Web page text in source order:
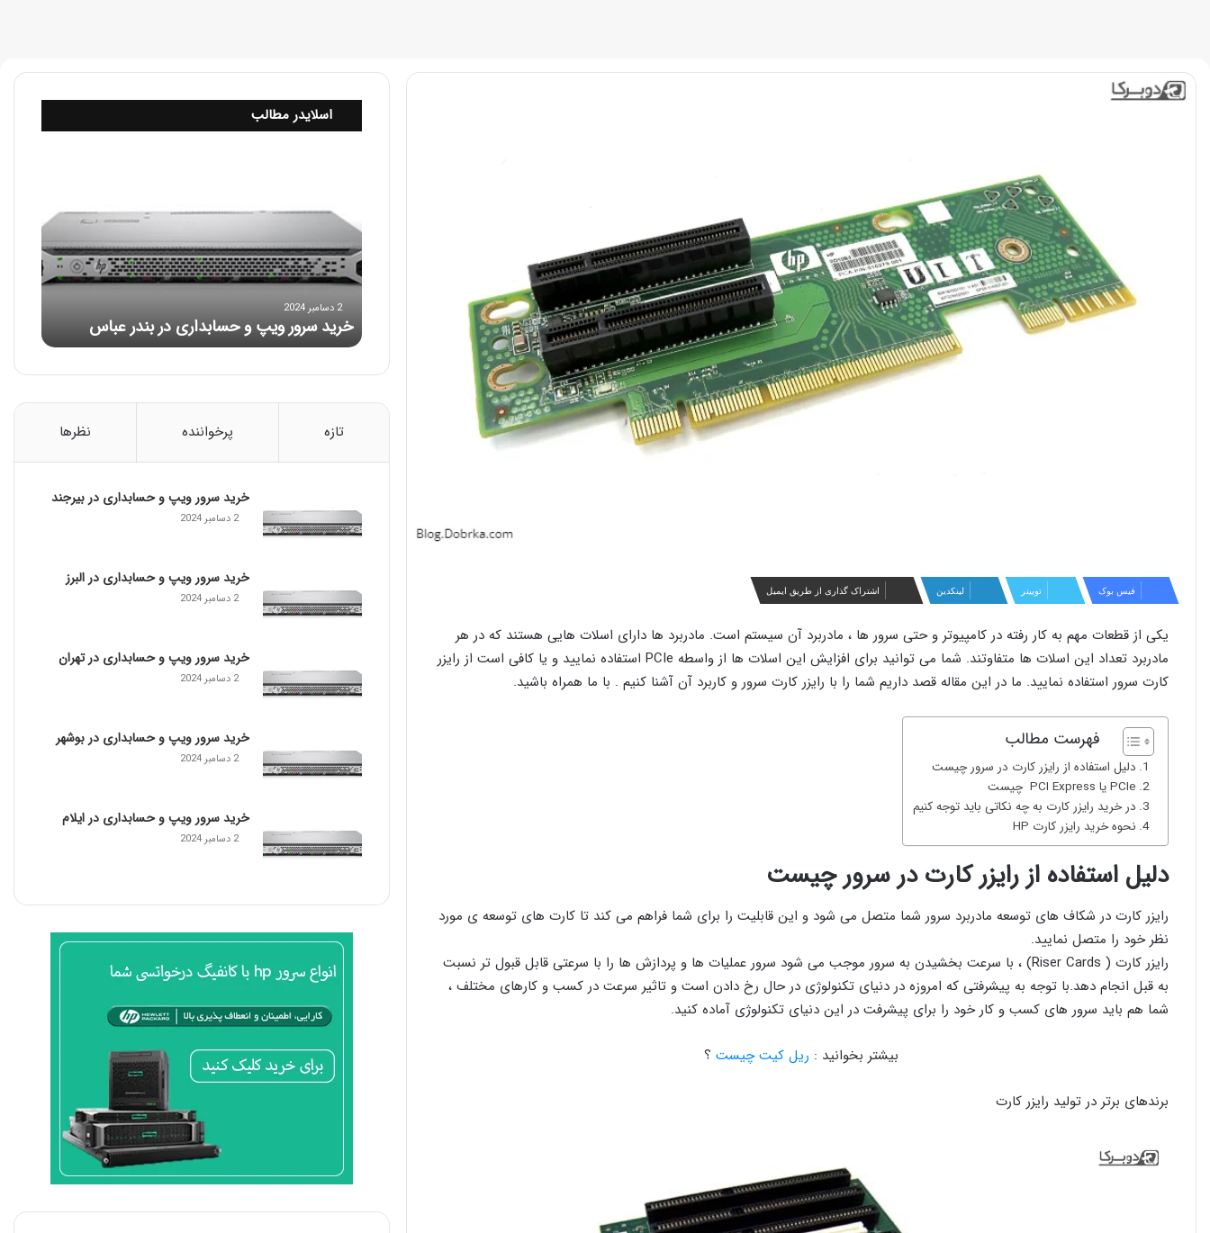
فیس بوک توییتر لینکدین اشتراک گذاری از طریق ایمیل
یکی از قطعات مهم به کار رفته در کامپیوتر و حتی سرور ها ، مادربرد آن سیستم است. مادربرد ها دارای اسلات هایی هستند که در هر
مادربرد تعداد این اسلات ها متفاوتند. شما می توانید برای افزایش این اسلات ها از واسطه PCIe استفاده نمایید و یا کافی است از رایزر
کارت سرور استفاده نمایید. ما در این مقاله قصد داریم شما را با رایزر کارت سرور و کاربرد آن آشنا کنیم . با ما همراه باشید.
فهرست مطالب
دلیل استفاده از رایزر کارت در سرور چیست
PCIe یا PCI Express چیست
در خرید رایزر کارت به چه نکاتی باید توجه کنیم
نحوه خرید رایزر کارت HP
دلیل استفاده از رایزر کارت در سرور چیست
رایزر کارت در شکاف های توسعه مادربرد سرور شما متصل می شود و این قابلیت را برای شما فراهم می کند تا کارت های توسعه ی مورد
نظر خود را متصل نمایید.
رایزر کارت ( Riser Cards) ، با سرعت بخشیدن به سرور موجب می شود سرور عملیات ها و پردازش ها را با سرعتی قابل قبول تر نسبت
به قبل انجام دهد.با توجه به پیشرفتی که امروزه در دنیای تکنولوژی در حال رخ دادن است و تاثیر سرعت در کسب و کارهای مختلف ،
شما هم باید سرور های کسب و کار خود را برای پیشرفت در این دنیای تکنولوژی آماده کنید.
بیشتر بخوانید : ریل کیت چیست ؟
برندهای برتر در تولید رایزر کارت
اسلایدر مطالب
س
ر
و
ر
پ
س
د
ی
د
ن
د
ب
ا
2 دسامبر 2024
خرید سرور ویپ و حسابداری در بندر عباس
تازه پرخواننده نظرها
خرید سرور ویپ و حسابداری در بیرجند
2 دسامبر 2024
خرید سرور ویپ و حسابداری در البرز
2 دسامبر 2024
خرید سرور ویپ و حسابداری در تهران
2 دسامبر 2024
خرید سرور ویپ و حسابداری در بوشهر
2 دسامبر 2024
خرید سرور ویپ و حسابداری در ایلام
2 دسامبر 2024